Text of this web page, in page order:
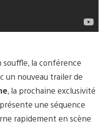
souffle, la conférence
un nouveau trailer de
, la prochaine exclusivité
une séquence
rapidement en scène